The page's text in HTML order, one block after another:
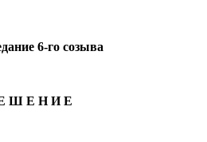
6-го созыва
Ш Е Н И Е